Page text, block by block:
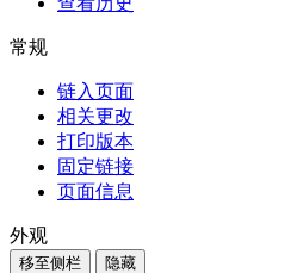
常规
链入页面
相关更改
打印版本
固定链接
页面信息
外观
移至侧栏 隐藏